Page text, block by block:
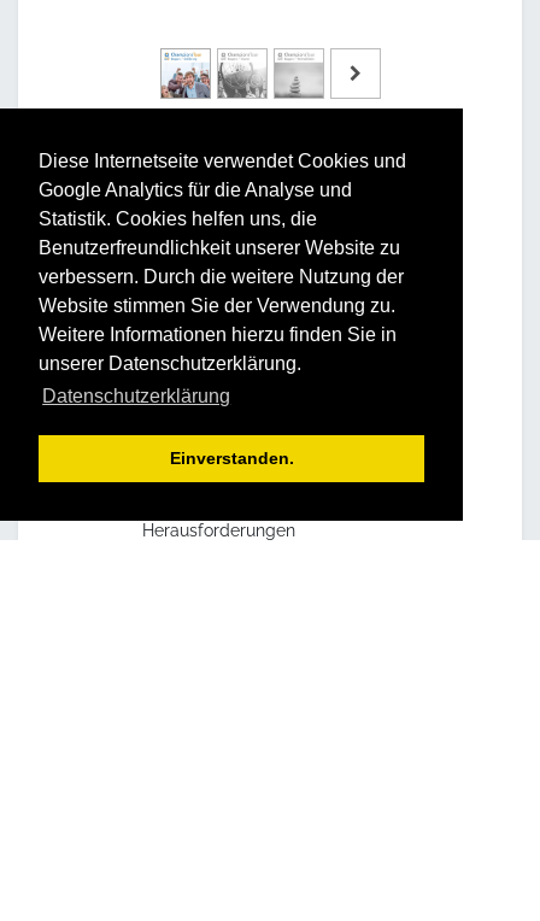
Diese Internetseite verwendet Cookies und
Google Analytics für die Analyse und
Statistik. Cookies helfen uns, die
Benutzerfreundlichkeit unserer Website zu
verbessern. Durch die weitere Nutzung der
Website stimmen Sie der Verwendung zu.
Weitere Informationen hierzu finden Sie in
unserer Datenschutzerklärung.
Datenschutzerklärung
Einverstanden.
Vorteile und Nutzen
Für Ihr Unternehmen:
Erhöhung der Performance
Umsetzungskompetenz
mit nachhaltiger Leistungssteigerung
Erkennen von Aufgaben
Herausforderungen